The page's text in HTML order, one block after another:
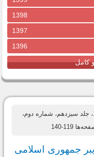
1398
1397
1396
کامل
اندیشه‌های حقوق عمومی، سال 1403، جلد سیزدهم، شماره دوم،
119-140
جمهوری اسلامی